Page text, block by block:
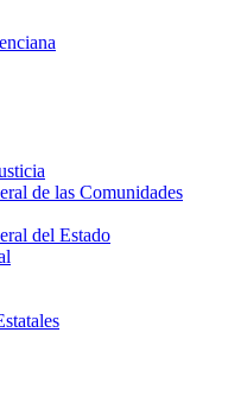
de las Comunidades
del Estado